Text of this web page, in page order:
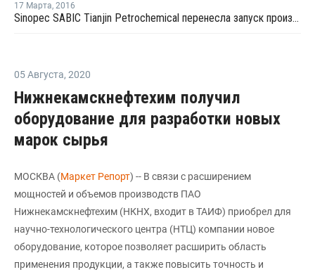
17 Марта, 2016
Sinopec SABIC Tianjin Petrochemical перенесла запуск производства МЭГ на 20 марта
05 Августа, 2020
Нижнекамскнефтехим получил
оборудование для разработки новых
марок сырья
МОСКВА (Маркет Репорт) -- В связи с расширением
мощностей и объемов производств ПАО
Нижнекамскнефтехим (НКНХ, входит в ТАИФ) приобрел для
научно-технологического центра (НТЦ) компании новое
оборудование, которое позволяет расширить область
применения продукции, а также повысить точность и